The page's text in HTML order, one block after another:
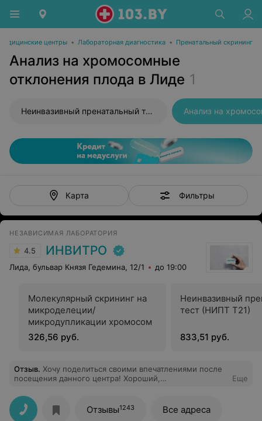
центры • Лабораторная диагностика • Пренатальный скрининг
Анализ на хромосомные
отклонения плода в Лиде 1
Неинвазивный пренатальный тест
Карта Фильтры
НЕЗАВИСИМАЯ ЛАБОРАТОРИЯ
4.5 ИНВИТРО
Лида, бульвар Князя Гедемина, 12/1 до 19:00
Молекулярный скрининг на
микроделеции/
микродупликации хромосом
326,56 руб.
Неинвазивный
тест (НИПТ Т21)
833,51 руб.
Отзыв. Хочу поделиться своими впечатлениями после
посещения данного центра! Хороший,
качественное взятие крови из вены, безболезненное.
Спасибо вам большое за качество, за помощь, за
внимание!!!
Еще
Отзывы1243 Все адреса